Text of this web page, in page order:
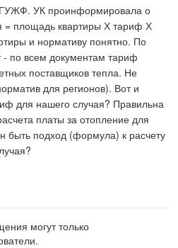
УК проинформировала о
= площадь квартиры Х тариф Х
и нормативу понятно. По
по всем документам тариф
поставщиков тепла. Не
для регионов). Вот и
для нашего случая? Правильна
платы за отопление для
быть подход (формула) к расчету
могут только